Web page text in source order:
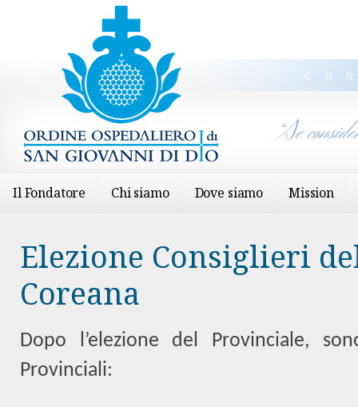
Il Fondatore Chi siamo Dove siamo Mission
“Se
Elezione Consiglieri
Coreana
Dopo l’elezione del Provinciale,
Provinciali: